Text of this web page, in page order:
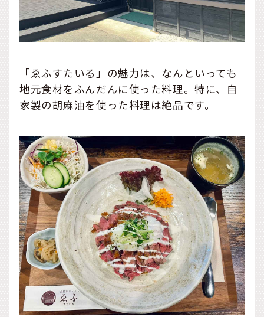
「ゑふすたいる」の魅力は、なんといっても
地元食材をふんだんに使った料理。特に、自
家製の胡麻油を使った料理は絶品です。